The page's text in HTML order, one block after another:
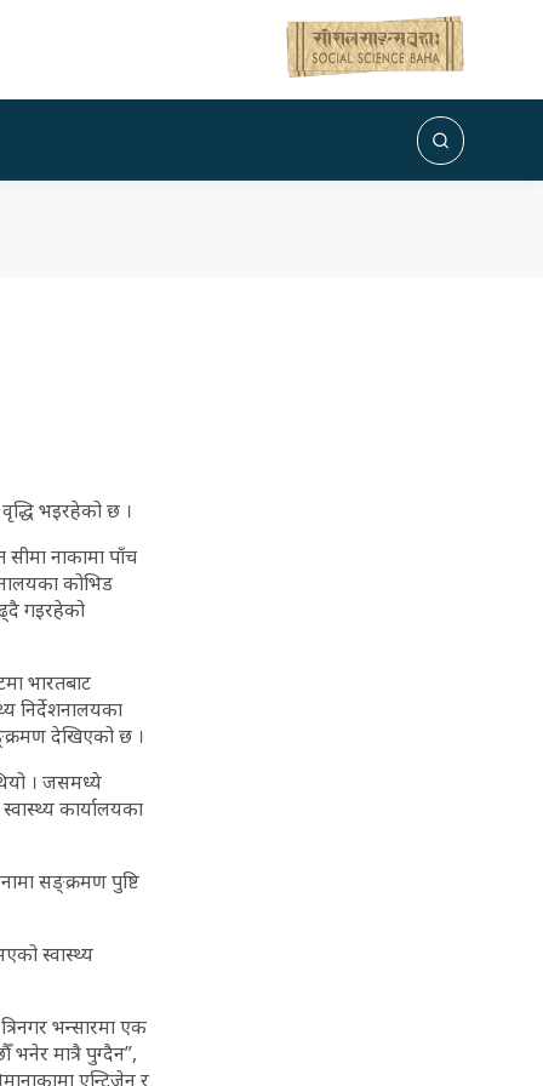
भइरहेको छ ।
नाकामा पाँच
कोभिड
गइरहेको
भारतबाट
निर्देशनालयका
देखिएको छ ।
। जसमध्ये
कार्यालयका
सङ्क्रमण पुष्टि
स्वास्थ्य
भन्सारमा एक
भनेर मात्रै पुग्दैन”,
एन्टिजेन र